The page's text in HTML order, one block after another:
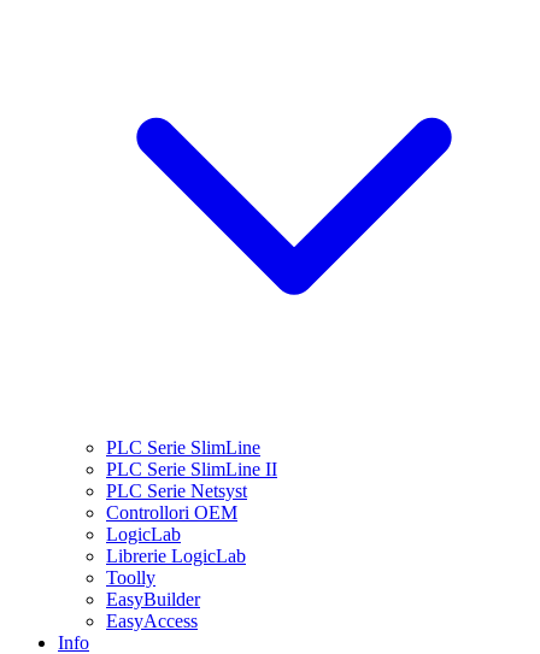
PLC Serie SlimLine
PLC Serie SlimLine II
PLC Serie Netsyst
Controllori OEM
LogicLab
Librerie LogicLab
Toolly
EasyBuilder
EasyAccess
Info